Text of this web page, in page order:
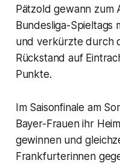
Pätzold gewann zum
Bundesliga-Spieltags
und verkürzte durch
Rückstand auf
Punkte.
Im Saisonfinale am
Bayer-Frauen ihr
gewinnen und
Frankfurterinnen